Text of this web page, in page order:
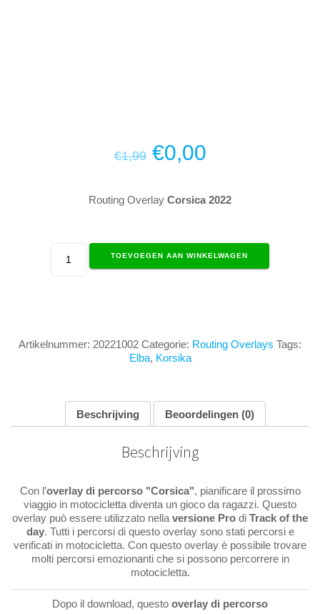
€1,99 Oorspronkelijke
prijs
€1,99.
€0,00Huidige
€0,00.
Routing Overlay Corsica 2022
Corsica
TOEVOEGEN AAN WINKELWAGEN
Artikelnummer: 20221002 Categorie: Routing Overlays Tags:
Elba, Korsika
Beschrijving Beoordelingen (0)
Beschrijving
Con l’overlay di percorso "Corsica", pianificare il prossimo
viaggio in motocicletta diventa un gioco da ragazzi. Questo
overlay può essere utilizzato nellaversione Pro di Track of the
day. Tutti i percorsi di questo overlay sono stati percorsi e
verificati in motocicletta. Con questo overlay è possibile trovare
molti percorsi emozionanti che si possono percorrere in
motocicletta.
Dopo il download, questo overlay di percorso